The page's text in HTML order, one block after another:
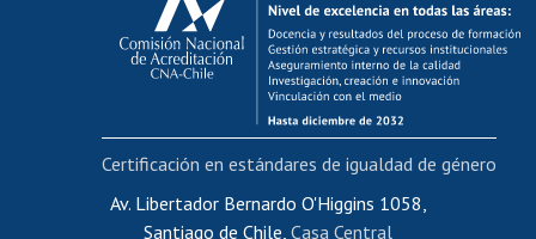
Postulación al AUCAI
Funcionarias/os
Cursos internos de capacitación
Bienestar del personal
Portal de movilidad interna
Certificado de renta
Certificado de renta honorarios
Av. Libertador Bernardo O'Higgins 1058,
Santiago de Chile, Casa Central
Certificación en estándares de igualdad de género